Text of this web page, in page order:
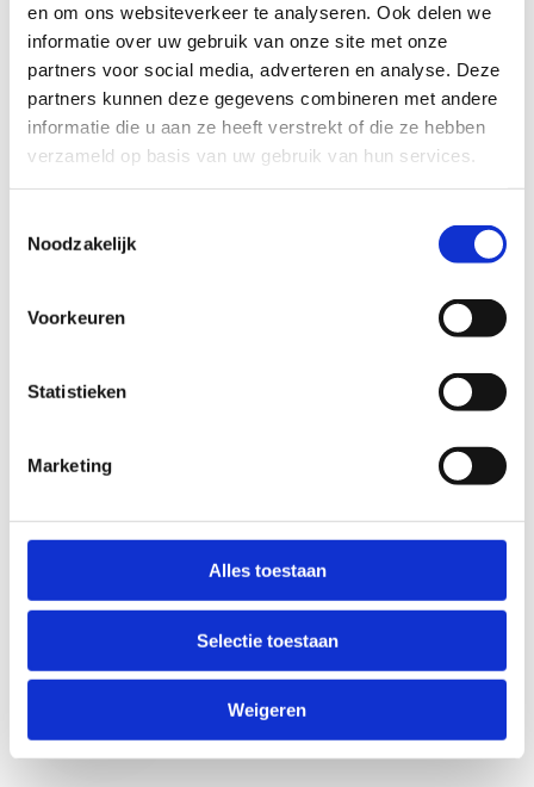
en om ons websiteverkeer te analyseren. Ook delen we
informatie over uw gebruik van onze site met onze
partners voor social media, adverteren en analyse. Deze
partners kunnen deze gegevens combineren met andere
informatie die u aan ze heeft verstrekt of die ze hebben
verzameld op basis van uw gebruik van hun services.
Noodzakelijk
Voorkeuren
Statistieken
Marketing
Alles toestaan
Selectie toestaan
Weigeren
Geef aan tot welk domein jouw vraag behoort
KIES EEN DOMEIN
Jouw vraag
Anti-Robot Verification
Click to start verification
Verzend